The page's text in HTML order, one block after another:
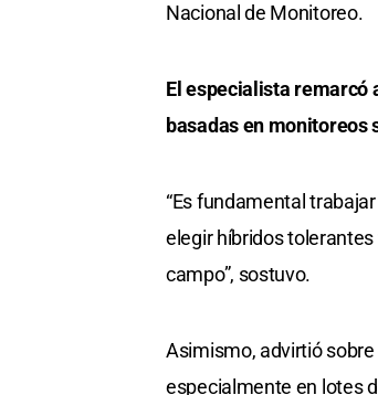
Nacional de Monitoreo.
El especialista remarcó
basadas en
“Es fundamental
elegir híbridos
campo”, sostuvo.
Asimismo, advirtió
especialmente en lotes